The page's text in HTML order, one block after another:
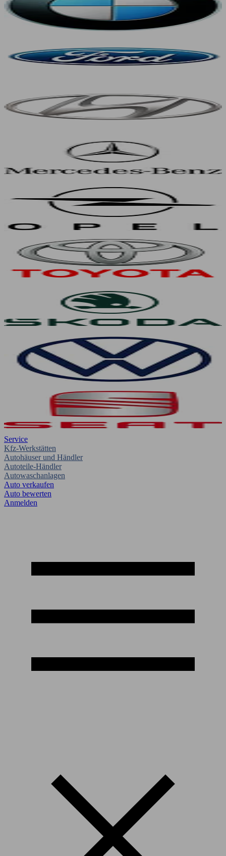
Service
Kfz-Werkstätten
Autohäuser und Händler
Autoteile-Händler
Autowaschanlagen
Auto verkaufen
Auto bewerten
Anmelden